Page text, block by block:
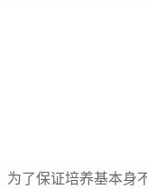
了保证培养基本身